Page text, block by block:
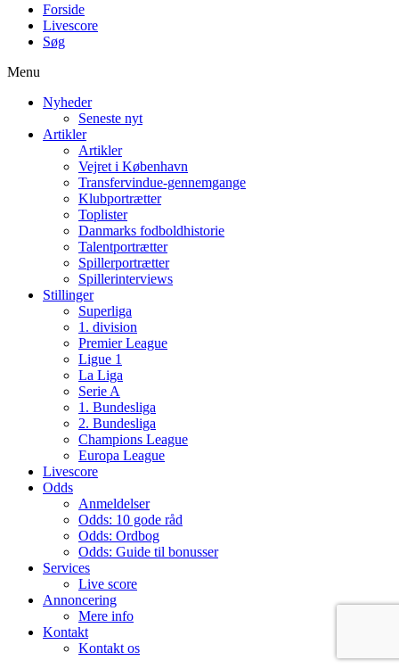
Forside
Livescore
Søg
Menu
Nyheder
Seneste nyt
Artikler
Artikler
Vejret i København
Transfervindue-gennemgange
Klubportrætter
Toplister
Danmarks fodboldhistorie
Talentportrætter
Spillerportrætter
Spillerinterviews
Stillinger
Superliga
1. division
Premier League
Ligue 1
La Liga
Serie A
1. Bundesliga
2. Bundesliga
Champions League
Europa League
Livescore
Odds
Anmeldelser
Odds: 10 gode råd
Odds: Ordbog
Odds: Guide til bonusser
Services
Live score
Annoncering
Mere info
Kontakt
Kontakt os